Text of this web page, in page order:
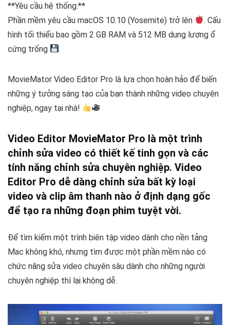
**Yêu cầu hệ thống:**
Phần mềm yêu cầu macOS 10.10 (Yosemite) trở lên
. Cấu
hình tối thiểu bao gồm 2 GB RAM và 512 MB dung lượng ổ
cứng trống
.
MovieMator Video Editor Pro là lựa chọn hoàn hảo để biến
những ý tưởng sáng tạo của bạn thành những video chuyên
nghiệp, ngay tại nhà!
Video Editor MovieMator Pro là một trình
chỉnh sửa video có thiết kế tinh gọn và các
tính năng chỉnh sửa chuyên nghiệp. Video
Editor Pro dễ dàng chỉnh sửa bất kỳ loại
video và clip âm thanh nào ở định dạng gốc
để tạo ra những đoạn phim tuyệt vời.
Để tìm kiếm một trình biên tập video dành cho nền tảng
Mac không khó, nhưng tìm được một phần mềm nào có
chức năng sửa video chuyên sâu dành cho những người
chuyên nghiệp thì lại không dễ.